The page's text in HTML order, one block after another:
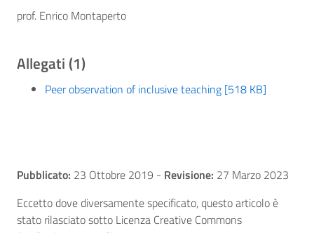
prof. Enrico Montaperto
Allegati (1)
Peer observation of inclusive teaching [518 KB]
Pubblicato: 23 Ottobre 2019 - Revisione: 27 Marzo 2023
Eccetto dove diversamente specificato, questo articolo è
stato rilasciato sotto Licenza Creative Commons